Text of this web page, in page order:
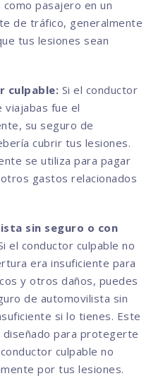
pasajero en un
de tráfico, generalmente
tus lesiones sean
culpable: Si el conductor
viajabas fue el
su seguro de
cubrir tus lesiones.
se utiliza para pagar
gastos relacionados
sin seguro o con
el conductor culpable no
era insuficiente para
y otros daños, puedes
de automovilista sin
si lo tienes. Este
para protegerte
culpable no
por tus lesiones.